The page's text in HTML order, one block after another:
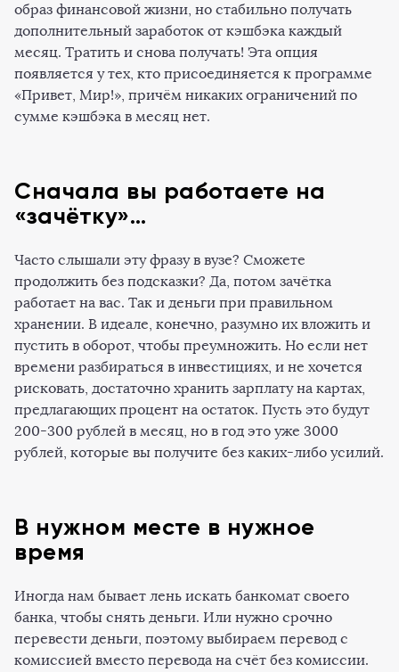
образ финансовой жизни, но стабильно получать
дополнительный заработок от кэшбэка каждый
месяц. Тратить и снова получать! Эта опция
появляется у тех, кто присоединяется к программе
«Привет, Мир!», причём никаких ограничений по
сумме кэшбэка в месяц нет.
Сначала вы работаете на
«зачётку»…
Часто слышали эту фразу в вузе? Сможете
продолжить без подсказки? Да, потом зачётка
работает на вас. Так и деньги при правильном
хранении. В идеале, конечно, разумно их вложить и
пустить в оборот, чтобы преумножить. Но если нет
времени разбираться в инвестициях, и не хочется
рисковать, достаточно хранить зарплату на картах,
предлагающих процент на остаток. Пусть это будут
200-300 рублей в месяц, но в год это уже 3000
рублей, которые вы получите без каких-либо усилий.
В нужном месте в нужное
время
Иногда нам бывает лень искать банкомат своего
банка, чтобы снять деньги. Или нужно срочно
перевести деньги, поэтому выбираем перевод с
комиссией вместо перевода на счёт без комиссии.